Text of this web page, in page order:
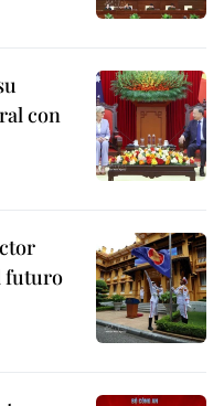
con
futuro